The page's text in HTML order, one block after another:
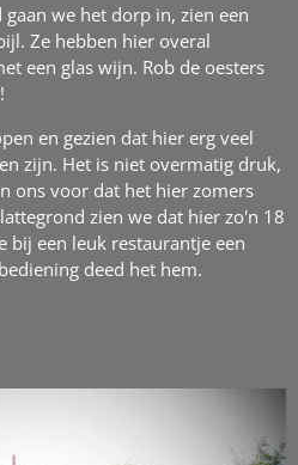
we het dorp in, zien een
Ze hebben hier overal
een glas wijn. Rob de oesters
en gezien dat hier erg veel
zijn. Het is niet overmatig druk,
ons voor dat het hier zomers
zien we dat hier zo'n 18
bij een leuk restaurantje een
deed het hem.